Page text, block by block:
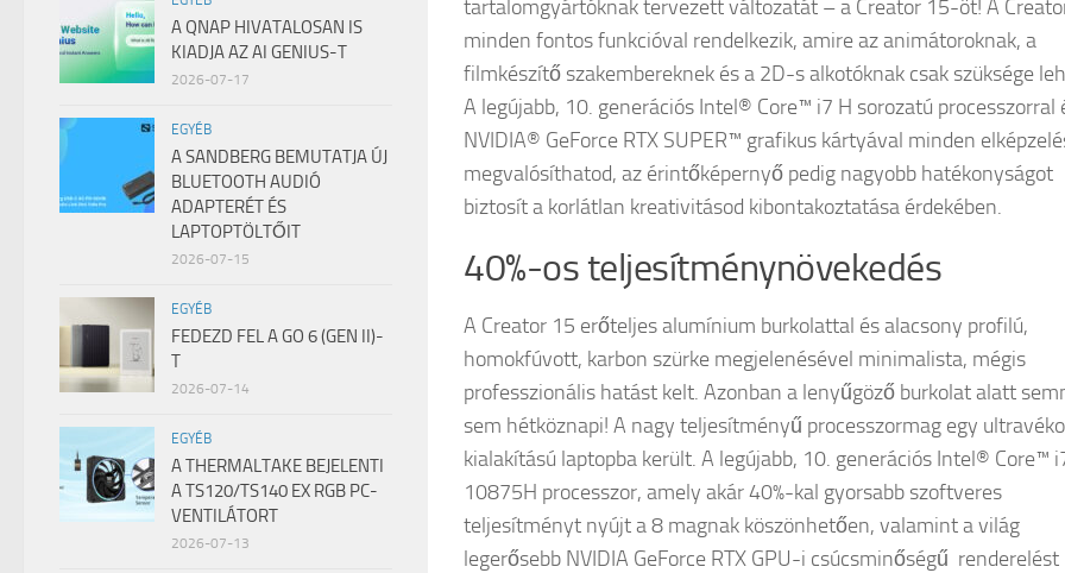
tartalomgyártóknak tervezett változatát – a Creator 15-öt! A
minden fontos funkcióval rendelkezik, amire az animátoroknak, a
filmkészítő szakembereknek és a 2D-s alkotóknak csak szüksége
A legújabb, 10. generációs Intel® Core™ i7 H sorozatú processzorral
NVIDIA® GeForce RTX SUPER™ grafikus kártyával minden
megvalósíthatod, az érintőképernyő pedig nagyobb hatékonyságot
biztosít a korlátlan kreativitásod kibontakoztatása érdekében.
40%-os teljesítménynövekedés
A Creator 15 erőteljes alumínium burkolattal és alacsony profilú,
homokfúvott, karbon szürke megjelenésével minimalista, mégis
professzionális hatást kelt. Azonban a lenyűgöző burkolat alatt
sem hétköznapi! A nagy teljesítményű processzormag egy
kialakítású laptopba került. A legújabb, 10. generációs Intel® Core™
10875H processzor, amely akár 40%-kal gyorsabb szoftveres
teljesítményt nyújt a 8 magnak köszönhetően, valamint a világ
legerősebb NVIDIA GeForce RTX GPU-i csúcsminőségű renderelést
A QNAP HIVATALOSAN IS
KIADJA AZ AI GENIUS-T
2026-07-17
EGYÉB
A SANDBERG BEMUTATJA ÚJ
BLUETOOTH AUDIÓ
ADAPTERÉT ÉS
LAPTOPTÖLTŐIT
2026-07-15
EGYÉB
FEDEZD FEL A GO 6 (GEN II)-
T
2026-07-14
EGYÉB
A THERMALTAKE BEJELENTI
A TS120/TS140 EX RGB PC-
VENTILÁTORT
2026-07-13